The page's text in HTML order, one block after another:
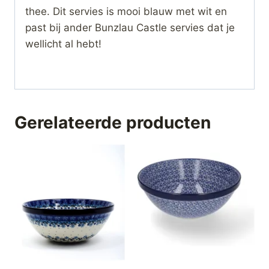
thee. Dit servies is mooi blauw met wit en
past bij ander Bunzlau Castle servies dat je
wellicht al hebt!
Gerelateerde producten